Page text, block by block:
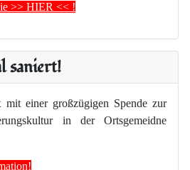
>> HIER << !
saniert!
einer großzügigen Spende zur
in der Ortsgemeidne